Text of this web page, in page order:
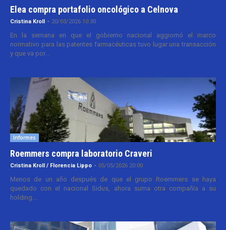
Elea compra portafolio oncológico a Celnova
Cristina Kroll - 20/03/2026 10:30
En la semana en que el gobierno nacional aggiornó el marco
normativo para las patentes farmacéuticas tuvo lugar una transacción
y que va por...
Informes
Roemmers compra laboratorio Craveri
Cristina Kroll / Florencia Lippo - 05/05/2026 20:00
Menos de un año después de que el grupo Roemmers se haya
quedado con el nacional Sidus, ahora suma otra compañía a su
holding....